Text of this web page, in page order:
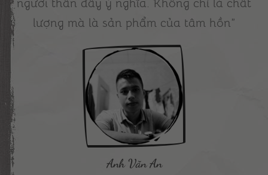
người thân đầy ý nghĩa. Không chỉ là chất
lượng mà là sản phẩm của tâm hồn”
Anh Văn An